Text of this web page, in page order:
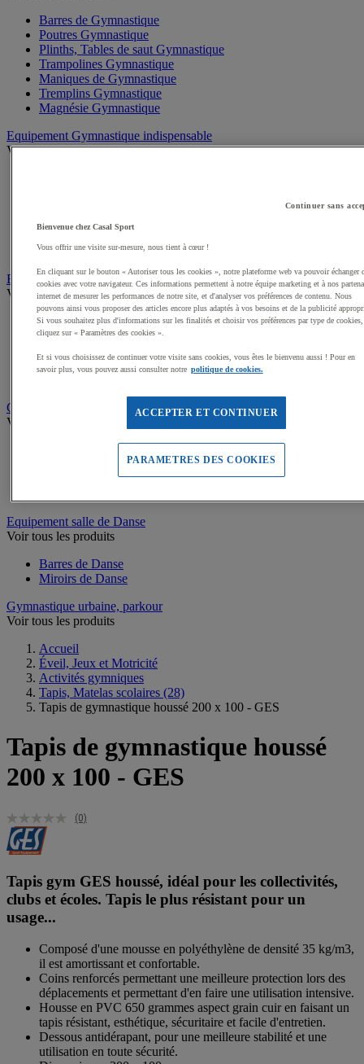
Barres de Gymnastique
Poutres Gymnastique
Plinths, Tables de saut Gymnastique
Trampolines Gymnastique
Maniques de Gymnastique
Tremplins Gymnastique
Magnésie Gymnastique
Equipement Gymnastique indispensable
Voir tous les produits
Modules de Gymnastique
Matériel Gymnastique gonflable
Engins de GR - Gymnastique Rythmique
Voir tous les produits
Ballons GR
Massues GR
Rubans GR
Cirque et Jonglage
Voir tous les produits
Matériel de cirque
Matériel d'Equilibre Cirque
Equipement salle de Danse
Voir tous les produits
Barres de Danse
Miroirs de Danse
Gymnastique urbaine, parkour
Voir tous les produits
Accueil
Éveil, Jeux et Motricité
Activités gymniques
Tapis, Matelas scolaires (28)
Tapis de gymnastique houssé 200 x 100 - GES
Tapis de gymnastique houssé
200 x 100 - GES
(0)
Tapis gym GES houssé, idéal pour les collectivités,
clubs et écoles. Tapis le plus résistant pour un
usage...
Composé d'une mousse en polyéthylène de densité 35 kg/m3,
il est amortissant et confortable.
Coins renforcés permettant une meilleure protection lors des
déplacements et permettant d'en faire une utilisation intensive.
Housse en PVC 650 grammes aspect grain cuir en faisant un
tapis résistant, esthétique, sécuritaire et facile d'entretien.
Dessous antidérapant, pour une meilleure stabilité et une
utilisation en toute sécurité.
Continuer sans
Bienvenue chez Casal Sport
Vous offrir une visite sur-mesure, nous tient à cœur !
En cliquant sur le bouton « Autoriser tous les cookies », notre plateforme web va pouvoir échanger
cookies avec votre navigateur. Ces informations permettent à notre équipe marketing et à nos
internet de mesurer les performances de notre site, et d'analyser vos préférences de contenu. Nous
pouvons ainsi vous proposer des articles encore plus adaptés à vos besoins et de la publicité
Si vous souhaitez plus d'informations sur les finalités et choisir vos préférences par type de cookies,
cliquez sur « Paramètres des cookies ».
Et si vous choisissez de continuer votre visite sans cookies, vous êtes le bienvenu aussi ! Pour en
savoir plus, vous pouvez aussi consulter notre politique de cookies.
ACCEPTER ET CONTINUER
PARAMETRES DES COOKIES